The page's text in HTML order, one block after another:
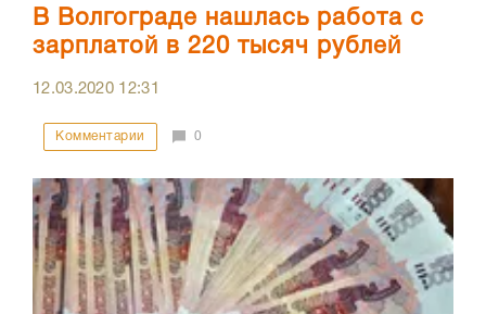
В Волгограде нашлась работа с
зарплатой в 220 тысяч рублей
12.03.2020 12:31
Комментарии 0